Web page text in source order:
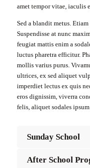
amet tempor vitae, iaculis
Sed a blandit metus.
Suspendisse at nunc
feugiat mattis enim a
luctus pharetra efficitur.
mollis varius purus.
ultrices, ex sed aliquet
imperdiet lectus ex quis
eros dignissim, viverra
felis, aliquet sodales
Sunday School
After School